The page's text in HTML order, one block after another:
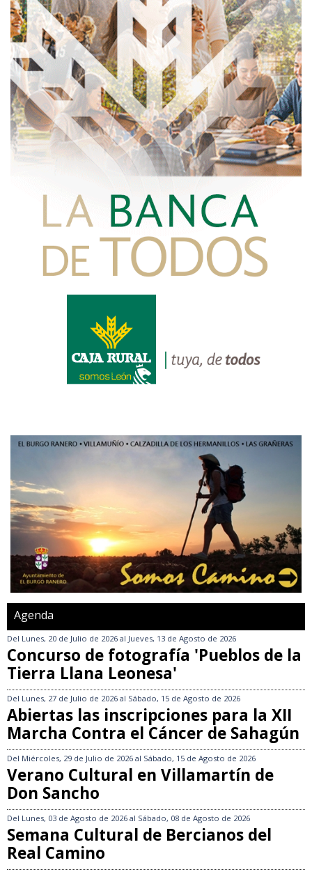
Agenda
Del Lunes, 20 de Julio de 2026 al Jueves, 13 de Agosto de 2026
Concurso de fotografía 'Pueblos de la
Tierra Llana Leonesa'
Del Lunes, 27 de Julio de 2026 al Sábado, 15 de Agosto de 2026
Abiertas las inscripciones para la XII
Marcha Contra el Cáncer de Sahagún
Del Miércoles, 29 de Julio de 2026 al Sábado, 15 de Agosto de 2026
Verano Cultural en Villamartín de
Don Sancho
Del Lunes, 03 de Agosto de 2026 al Sábado, 08 de Agosto de 2026
Semana Cultural de Bercianos del
Real Camino